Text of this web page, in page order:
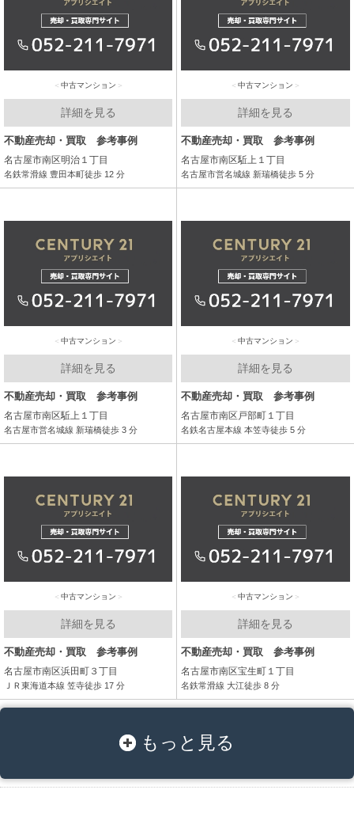
中古マンション
詳細を見る
不動産売却・買取 参考事例
名古屋市南区明治１丁目
名鉄常滑線 豊田本町徒歩 12 分
中古マンション
詳細を見る
不動産売却・買取 参考事例
名古屋市南区駈上１丁目
名古屋市営名城線 新瑞橋徒歩 5 分
中古マンション
詳細を見る
不動産売却・買取 参考事例
名古屋市南区駈上１丁目
名古屋市営名城線 新瑞橋徒歩 3 分
中古マンション
詳細を見る
不動産売却・買取 参考事例
名古屋市南区戸部町１丁目
名鉄名古屋本線 本笠寺徒歩 5 分
中古マンション
詳細を見る
不動産売却・買取 参考事例
名古屋市南区浜田町３丁目
ＪＲ東海道本線 笠寺徒歩 17 分
中古マンション
詳細を見る
不動産売却・買取 参考事例
名古屋市南区宝生町１丁目
名鉄常滑線 大江徒歩 8 分
もっと見る